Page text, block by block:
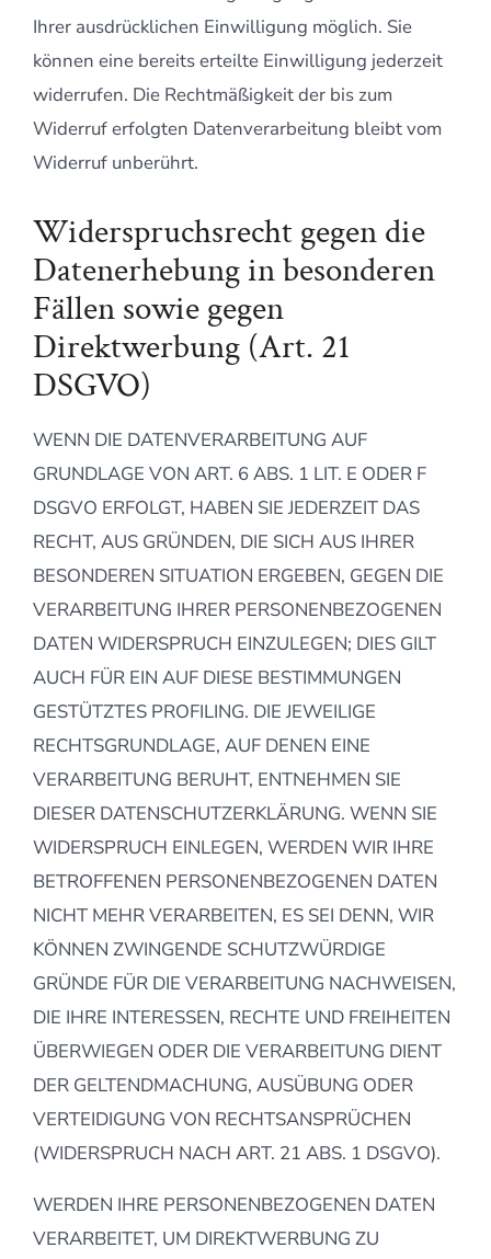
Ihrer ausdrücklichen Einwilligung möglich. Sie
können eine bereits erteilte Einwilligung jederzeit
widerrufen. Die Rechtmäßigkeit der bis zum
Widerruf erfolgten Datenverarbeitung bleibt vom
Widerruf unberührt.
Widerspruchsrecht gegen die
Datenerhebung in besonderen
Fällen sowie gegen
Direktwerbung (Art. 21
DSGVO)
WENN DIE DATENVERARBEITUNG AUF
GRUNDLAGE VON ART. 6 ABS. 1 LIT. E ODER F
DSGVO ERFOLGT, HABEN SIE JEDERZEIT DAS
RECHT, AUS GRÜNDEN, DIE SICH AUS IHRER
BESONDEREN SITUATION ERGEBEN, GEGEN DIE
VERARBEITUNG IHRER PERSONENBEZOGENEN
DATEN WIDERSPRUCH EINZULEGEN; DIES GILT
AUCH FÜR EIN AUF DIESE BESTIMMUNGEN
GESTÜTZTES PROFILING. DIE JEWEILIGE
RECHTSGRUNDLAGE, AUF DENEN EINE
VERARBEITUNG BERUHT, ENTNEHMEN SIE
DIESER DATENSCHUTZERKLÄRUNG. WENN SIE
WIDERSPRUCH EINLEGEN, WERDEN WIR IHRE
BETROFFENEN PERSONENBEZOGENEN DATEN
NICHT MEHR VERARBEITEN, ES SEI DENN, WIR
KÖNNEN ZWINGENDE SCHUTZWÜRDIGE
GRÜNDE FÜR DIE VERARBEITUNG NACHWEISEN,
DIE IHRE INTERESSEN, RECHTE UND FREIHEITEN
ÜBERWIEGEN ODER DIE VERARBEITUNG DIENT
DER GELTENDMACHUNG, AUSÜBUNG ODER
VERTEIDIGUNG VON RECHTSANSPRÜCHEN
(WIDERSPRUCH NACH ART. 21 ABS. 1 DSGVO).
WERDEN IHRE PERSONENBEZOGENEN DATEN
VERARBEITET, UM DIREKTWERBUNG ZU